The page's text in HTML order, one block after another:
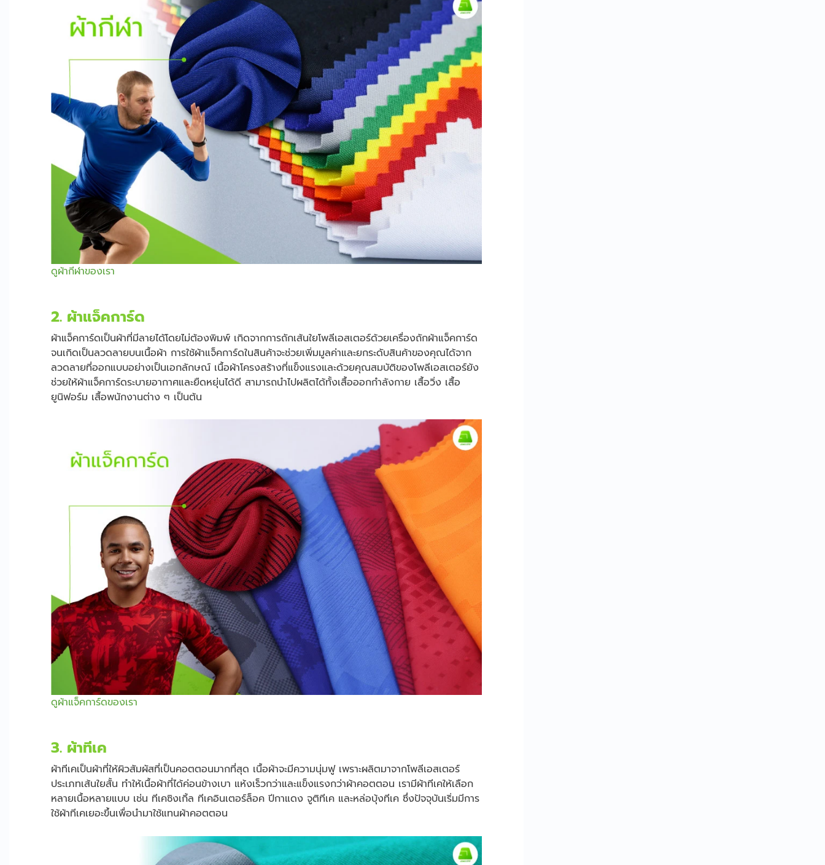
ดูผ้ากีฬาของเรา
2. ผ้าแจ็คการ์ด
ผ้าแจ็คการ์ดเป็นผ้าที่มีลายได้โดยไม่ต้องพิมพ์ เกิดจากการถักเส้นใยโพลีเอสเตอร์ด้วยเครื่องถักผ้าแจ็คการ์ด
จนเกิดเป็นลวดลายบนเนื้อผ้า การใช้ผ้าแจ็คการ์ดในสินค้าจะช่วยเพิ่มมูลค่าและยกระดับสินค้าของคุณได้จาก
ลวดลายที่ออกแบบอย่างเป็นเอกลักษณ์ เนื้อผ้าโครงสร้างที่แข็งแรงและด้วยคุณสมบัติของโพลีเอสเตอร์ยัง
ช่วยให้ผ้าแจ็คการ์ดระบายอากาศและยืดหยุ่นได้ดี สามารถนำไปผลิตได้ทั้งเสื้อออกกำลังกาย เสื้อวิ่ง เสื้อ
ยูนิฟอร์ม เสื้อพนักงานต่าง ๆ เป็นต้น
ดูผ้าแจ็คการ์ดของเรา
3. ผ้าทีเค
ผ้าทีเคเป็นผ้าที่ให้ผิวสัมผัสที่เป็นคอตตอนมากที่สุด เนื้อผ้าจะมีความนุ่มฟู เพราะผลิตมาจากโพลีเอสเตอร์
ประเภทเส้นใยสั้น ทำให้เนื้อผ้าที่ได้ค่อนข้างเบา แห้งเร็วกว่าและแข็งแรงกว่าผ้าคอตตอน เรามีผ้าทีเคให้เลือก
หลายเนื้อหลายแบบ เช่น ทีเคซิงเกิ้ล ทีเคอินเตอร์ล็อค ปีกาแดง จูติทีเค และหล่อบุ้งทีเค ซึ่งปัจจุบันเริ่มมีการ
ใช้ผ้าทีเคเยอะขึ้นเพื่อนำมาใช้แทนผ้าคอตตอน